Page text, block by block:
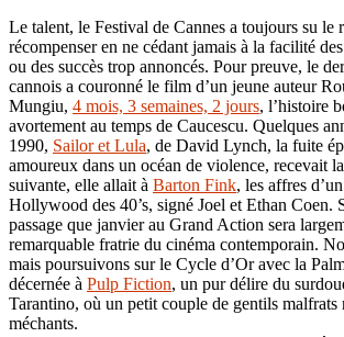
Le talent, le Festival de Cannes a toujours su le
récompenser en ne cédant jamais à la facilité
ou des succès trop annoncés. Pour preuve, le
cannois a couronné le film d’un jeune auteur
Mungiu, 4 mois, 3 semaines, 2 jours, l’histoire
avortement au temps de Caucescu. Quelques
1990, Sailor et Lula, de David Lynch, la fuite
amoureux dans un océan de violence, recevait
suivante, elle allait à Barton Fink, les affres
Hollywood des 40’s, signé Joel et Ethan Coen.
passage que janvier au Grand Action sera
remarquable fratrie du cinéma contemporain.
mais poursuivons sur le Cycle d’Or avec la
décernée à Pulp Fiction, un pur délire du
Tarantino, où un petit couple de gentils malfrats
méchants.